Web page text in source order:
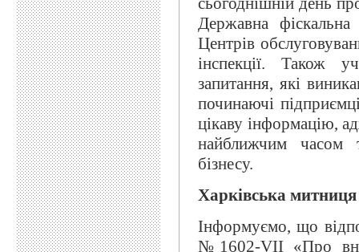
Державна
Центрів
інспекції. Також
запитання, які
починаючі
цікаву інформацію,
найближчим часом
бізнесу.
Харківська
Інформуємо, що
№1602-VII «Про